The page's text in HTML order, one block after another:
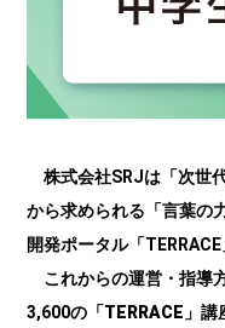
株式会社SRJは「次世
から求められる「言葉の
開発ポータル「
これからの運営・指導
3,600の 「TERRACE」